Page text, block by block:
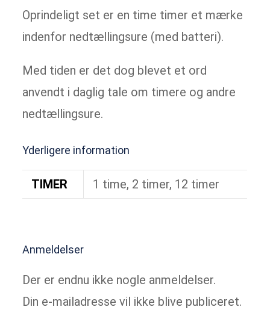
Oprindeligt set er en time timer et mærke
indenfor nedtællingsure (med batteri).
Med tiden er det dog blevet et ord
anvendt i daglig tale om timere og andre
nedtællingsure.
Yderligere information
TIMER 1 time, 2 timer, 12 timer
Anmeldelser
Der er endnu ikke nogle anmeldelser.
Din e-mailadresse vil ikke blive publiceret.